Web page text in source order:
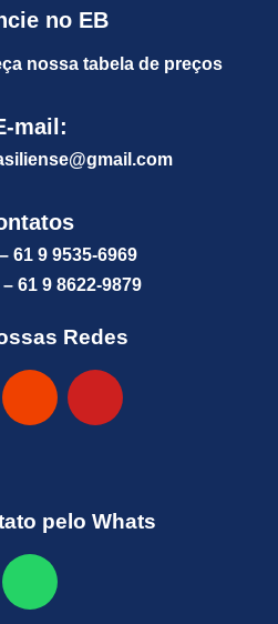
no EB
nossa tabela de preços
mail:
ail.com
61 9 9535-6969
61 9 8622-9879
Redes
pelo Whats